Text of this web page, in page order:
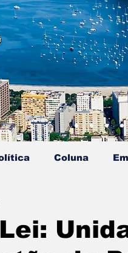
Coluna
1 min